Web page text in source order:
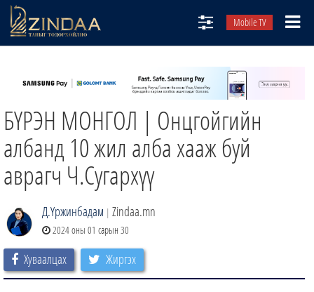
Mobile TV
ТВ8
ӨГЛӨӨНИЙ СОНИН
АУДИО ЗОХИОЛ
ЗИНДАА СЭТГҮҮЛ
БҮРЭН МОНГОЛ | Онцгойгийн
албанд 10 жил алба хааж буй
аврагч Ч.Сугархүү
Д.Үржинбадам | Zindaa.mn
2024 оны 01 сарын 30
Хуваалцах Жиргэх